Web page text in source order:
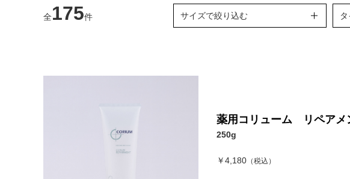
全175件 サイズで絞り込む
薬用コリューム リペアメ
250g
￥4,180 （税込）